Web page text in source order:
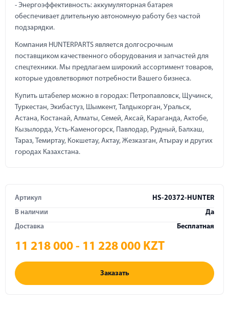
- Энергоэффективность: аккумуляторная батарея
обеспечивает длительную автономную работу без частой
подзарядки.
Компания HUNTERPARTS является долгосрочным
поставщиком качественного оборудования и запчастей для
спецтехники. Мы предлагаем широкий ассортимент товаров,
которые удовлетворяют потребности Вашего бизнеса.
Купить штабелер можно в городах: Петропавловск, Щучинск,
Туркестан, Экибастуз, Шымкент, Талдыкорган, Уральск,
Астана, Костанай, Алматы, Семей, Аксай, Караганда, Актобе,
Кызылорда, Усть-Каменогорск, Павлодар, Рудный, Балхаш,
Тараз, Темиртау, Кокшетау, Актау, Жезказган, Атырау и других
городах Казахстана.
Артикул
HS-20372-HUNTER
В наличии
Да
Доставка
Бесплатная
11 218 000 - 11 228 000 KZT
Заказать